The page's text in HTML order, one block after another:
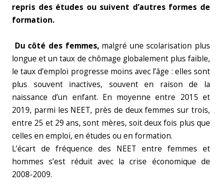
repris des études ou suivent d’autres formes de
formation.
Du côté des femmes, malgré une scolarisation plus
longue et un taux de chômage globalement plus faible,
le taux d’emploi progresse moins avec l’âge : elles sont
plus souvent inactives, souvent en raison de la
naissance d’un enfant. En moyenne entre 2015 et
2019, parmi les NEET, près de deux femmes sur trois,
entre 25 et 29 ans, sont mères, soit deux fois plus que
celles en emploi, en études ou en formation.
L’écart de fréquence des NEET entre femmes et
hommes s’est réduit avec la crise économique de
2008-2009.